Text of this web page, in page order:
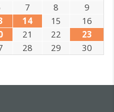
7 8
9
14 15
16
21 22
23
28 29 30